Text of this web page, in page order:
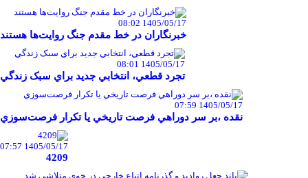
1405/05/17 08:02
خبرنگاران در خط مقدم جنگ روايت‌ها هستند
1405/05/17 08:01
تجرد قطعي، انتخابي جديد براي سبک زندگي
1405/05/17 07:59
نقده ،بر سر دوراهي فرصت تاريخي يا تکرار فرصت‌سوزي
1405/05/17 07:57
4209